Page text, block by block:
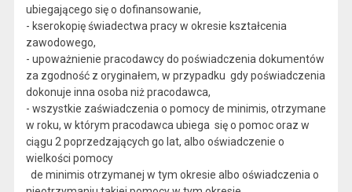
ubiegającego się o dofinansowanie,
- kserokopię świadectwa pracy w okresie kształcenia
zawodowego,
- upoważnienie pracodawcy do poświadczenia dokumentów
za zgodność z oryginałem, w przypadku gdy poświadczenia
dokonuje inna osoba niż pracodawca,
- wszystkie zaświadczenia o pomocy de minimis, otrzymane
w roku, w którym pracodawca ubiega się o pomoc oraz w
ciągu 2 poprzedzających go lat, albo oświadczenie o
wielkości pomocy
de minimis otrzymanej w tym okresie albo oświadczenia o